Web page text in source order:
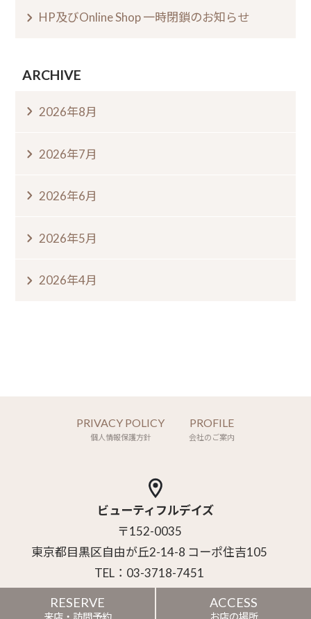
HP及びOnline Shop 一時閉鎖のお知らせ
ARCHIVE
2026年8月
2026年7月
2026年6月
2026年5月
2026年4月
PRIVACY POLICY
個人情報保護方針
PROFILE
会社のご案内
ビューティフルデイズ
〒152-0035
東京都目黒区自由が丘2-14-8 コーポ住吉105
TEL：03-3718-7451
Copyright (C) Style Clotho Inc. All Rights Reserved.
RESERVE ACCESS